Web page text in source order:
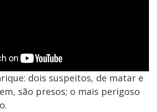
dois suspeitos, de matar e
são presos; o mais perigoso